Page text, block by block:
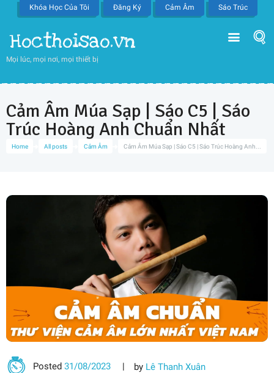
Khóa Học Của Tôi Đăng Ký Cảm Âm Sáo Trúc
Hocthoisao.vn
Mọi lúc, mọi nơi, mọi thiết bị
Home All posts Cảm Âm Cảm Âm Múa Sạp | Sáo C5 | Sáo Trúc Hoàng Anh...
Cảm Âm Múa Sạp | Sáo C5 | Sáo
Trúc Hoàng Anh Chuẩn Nhất
Posted31/08/2023 by Lê Thanh Xuân